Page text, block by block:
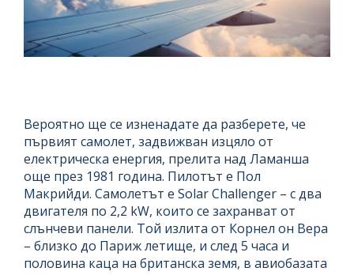
Вероятно ще се изненадате да разберете, че
първият самолет, задвижван изцяло от
електрическа енергия, прелита над Ламанша
още през 1981 година. Пилотът е Пол
Макрийди. Самолетът е Solar Challenger – с два
двигателя по 2,2 kW, които се захранват от
слънчеви панели. Той излита от Корнел он Вера
– близко до Париж летище, и след 5 часа и
половина каца на британска земя, в авиобазата